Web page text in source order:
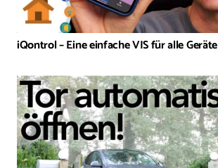
iQontrol – Eine einfache VIS für alle Geräte